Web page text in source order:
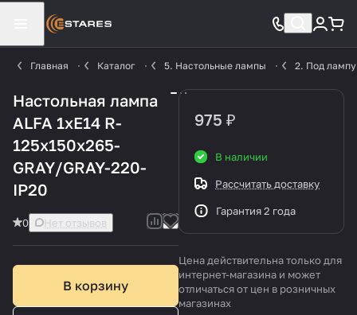
Главная Каталог 5. Настольные лампы 2. Под лампу
Настольная лампа
ALFA 1xE14 R-
125x150x265-
GRAY/GRAY-220-
IP20
0 Нет отзывов
В корзину
975 ₽
В наличии
Рассчитать доставку
Гарантия 2 года
Цена действительна только для
интернет-магазина и может
отличаться от цен в розничных
магазинах